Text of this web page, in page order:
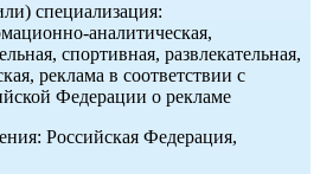
специализация:
аналитическая,
спортивная, развлекательная,
реклама в соответствии с
Федерации о рекламе
Российская Федерация,